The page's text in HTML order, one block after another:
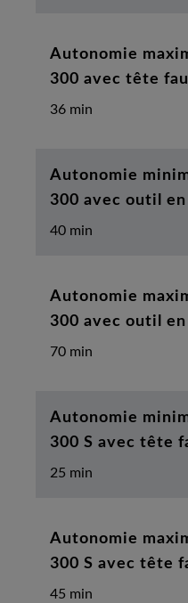
Autonomie
300 avec tête
36 min
Autonomie
300 avec outil en
40 min
Autonomie
300 avec outil en
70 min
Autonomie
300 S avec tête
25 min
Autonomie
300 S avec tête
45 min